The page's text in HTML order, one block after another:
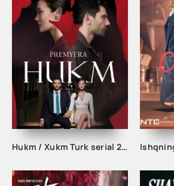
Hukm / Xukm Turk serial 203. 204. 205. 206. 207. 208. 209. 210. 211. 212. 213. 214. 215 Qism Uzbek tilida Hukim Xukim Barcha qismlari